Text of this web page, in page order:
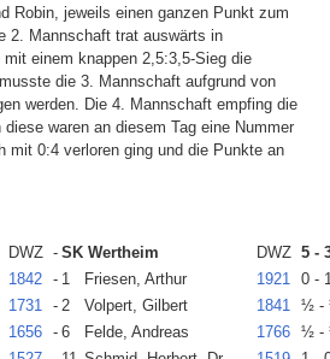
Robin, jeweils einen ganzen Punkt zum
2. Mannschaft trat auswärts in
einem knappen 2,5:3,5-Sieg die
die 3. Mannschaft aufgrund von
werden. Die 4. Mannschaft empfing die
waren an diesem Tag eine Nummer
mit 0:4 verloren ging und die Punkte an
DWZ - SK Wertheim DWZ 5 -
1842 - 1 Friesen, Arthur 1921
0 -
1731 - 2 Volpert, Gilbert 1841
½ -
1656 - 6 Felde, Andreas 1766 ½ -